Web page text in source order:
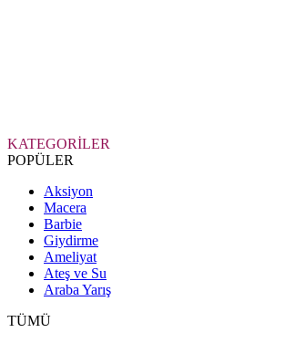
KATEGORİLER
POPÜLER
Aksiyon
Macera
Barbie
Giydirme
Ameliyat
Ateş ve Su
Araba Yarış
TÜMÜ